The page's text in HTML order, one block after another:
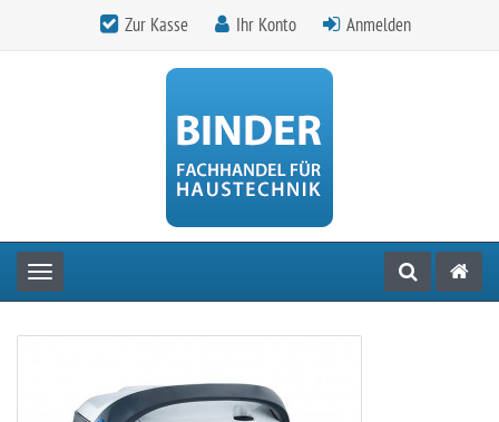
Zur Kasse Ihr Konto Anmelden
Toggle navigation